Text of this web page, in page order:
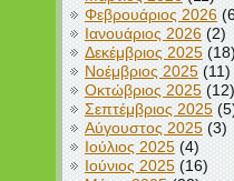
Φεβρουάριος 2026
Ιανουάριος 2026(2)
Δεκέμβριος 2025(18)
Νοέμβριος 2025(11)
Οκτώβριος 2025(12)
Σεπτέμβριος 2025
Αύγουστος 2025(3)
Ιούλιος 2025(4)
Ιούνιος 2025(16)